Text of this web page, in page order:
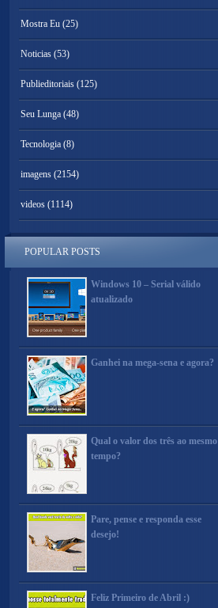
Mostra Eu (25)
Noticias (53)
Publieditoriais (125)
Seu Lunga (48)
Tecnologia (8)
imagens (2154)
videos (1114)
POPULAR POSTS
Windows 10 – Serial válido
atualizado
Ganhei na mega-sena e agora?
Qual o valor dos três ao mesmo
tempo?
Pare, pense e responda esse
desejo!
Feliz Primeiro de Abril :)